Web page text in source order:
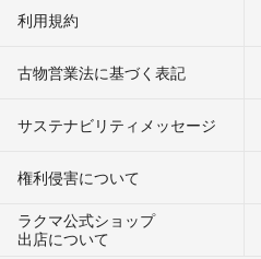
利用規約
古物営業法に基づく表記
サステナビリティメッセージ
権利侵害について
ラクマ公式ショップ
出店について